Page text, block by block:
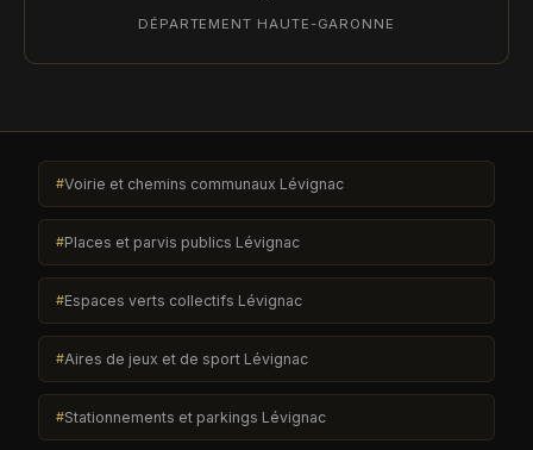
DÉPARTEMENT HAUTE-GARONNE
Voirie et chemins communaux Lévignac
Places et parvis publics Lévignac
Espaces verts collectifs Lévignac
Aires de jeux et de sport Lévignac
Stationnements et parkings Lévignac